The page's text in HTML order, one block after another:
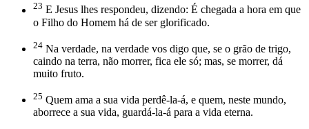
23 E Jesus lhes respondeu, dizendo: É chegada a hora em que
o Filho do Homem há de ser glorificado.
24 Na verdade, na verdade vos digo que, se o grão de trigo,
caindo na terra, não morrer, fica ele só; mas, se morrer, dá
muito fruto.
25 Quem ama a sua vida perdê-la-á, e quem, neste mundo,
aborrece a sua vida, guardá-la-á para a vida eterna.